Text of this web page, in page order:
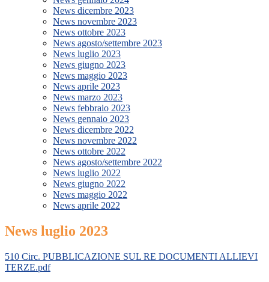
News dicembre 2023
News novembre 2023
News ottobre 2023
News agosto/settembre 2023
News luglio 2023
News giugno 2023
News maggio 2023
News aprile 2023
News marzo 2023
News febbraio 2023
News gennaio 2023
News dicembre 2022
News novembre 2022
News ottobre 2022
News agosto/settembre 2022
News luglio 2022
News giugno 2022
News maggio 2022
News aprile 2022
News luglio 2023
510 Circ. PUBBLICAZIONE SUL RE DOCUMENTI ALLIEVI
TERZE.pdf